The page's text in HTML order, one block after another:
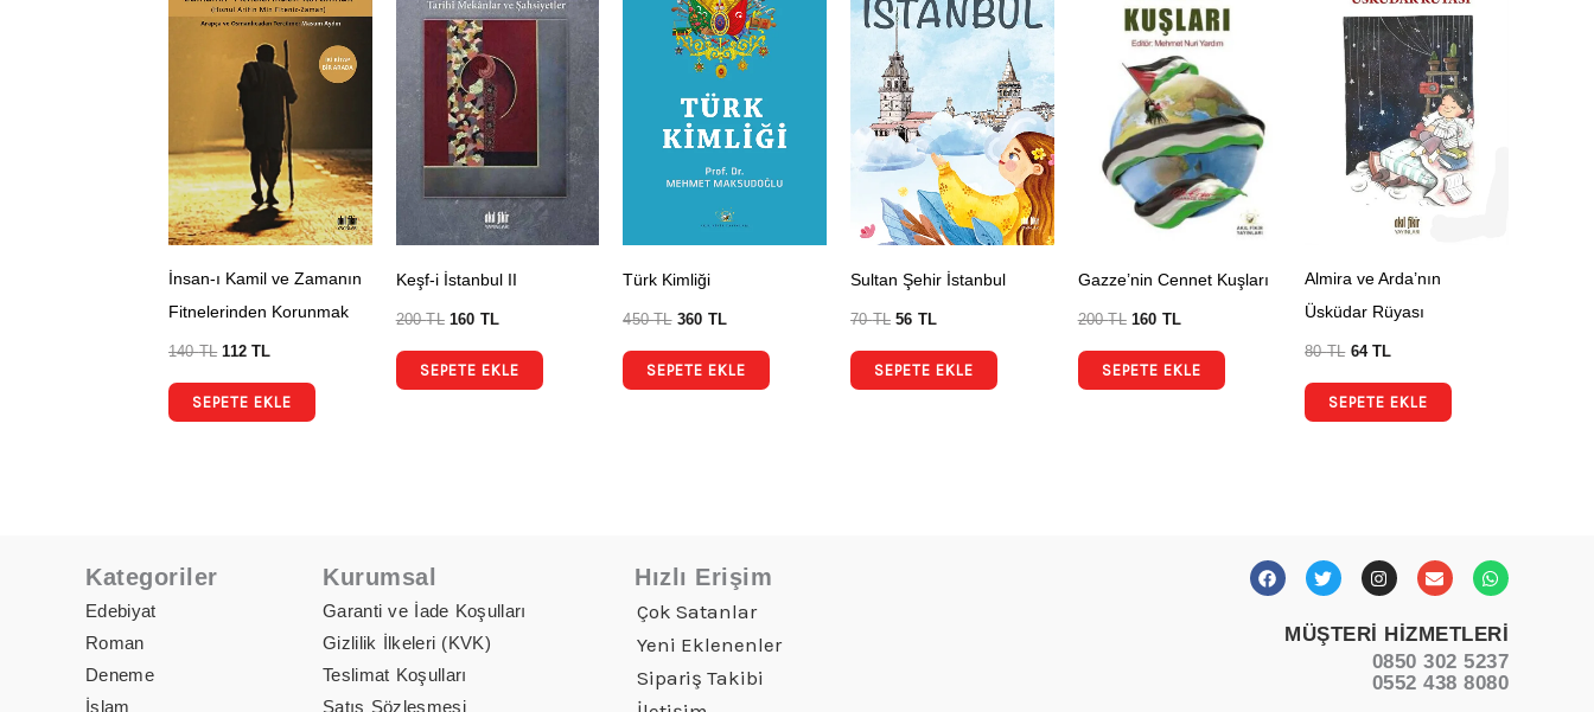
İnsan-ı Kamil ve Zamanın
Fitnelerinden Korunmak
140TL 112TL
SEPETE EKLE
Keşf-i İstanbul II
200TL 160 TL
SEPETE EKLE
Türk Kimliği
450TL 360 TL
SEPETE EKLE
Sultan Şehir İstanbul
70TL 56 TL
SEPETE EKLE
Gazze’nin Cennet Kuşları
200TL 160 TL
SEPETE EKLE
Almira ve Arda’nın
Üsküdar Rüyası
80TL 64TL
SEPETE EKLE
Kategoriler Kurumsal Hızlı Erişim
F
a
c
T
w
i
t
I
n
s
a
g
r
a
E
n
v
l
o
p
e
W
h
a
s
a
p
p
Edebiyat
Roman
Deneme
İslam
Garanti ve İade Koşulları
Gizlilik İlkeleri (KVK)
Teslimat Koşulları
Satış Sözleşmesi
Çok Satanlar
Yeni Eklenenler
Sipariş Takibi
MÜŞTERİ HİZMETLERİ
0850 302 5237
0552 438 8080